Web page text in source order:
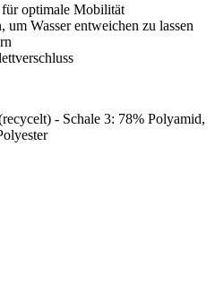
optimale Mobilität
Wasser entweichen zu lassen
- Schale 3: 78% Polyamid,